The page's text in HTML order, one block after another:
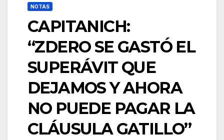
NOTAS
CAPITANICH:
“ZDERO SE GASTÓ EL
SUPERÁVIT QUE
DEJAMOS Y AHORA
NO PUEDE PAGAR LA
CLÁUSULA GATILLO”